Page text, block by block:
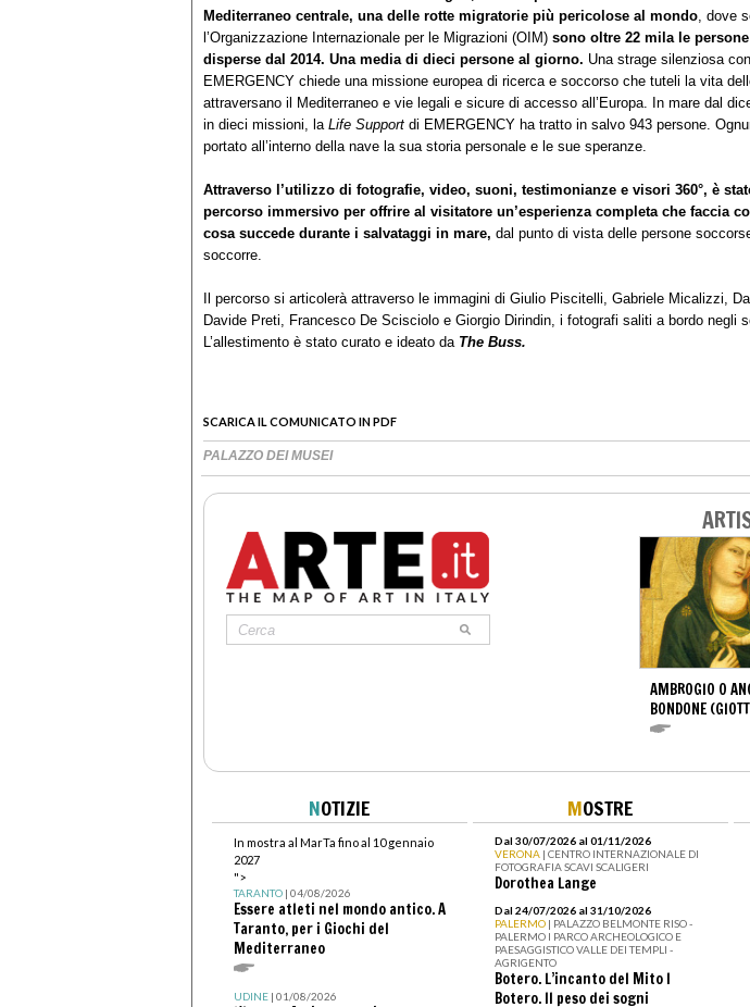
Mediterraneo centrale, una delle rotte migratorie più pericolose al mondo, dove
l’Organizzazione Internazionale per le Migrazioni (OIM) sono oltre 22 mila le
disperse dal 2014. Una media di dieci persone al giorno. Una strage silenziosa
EMERGENCY chiede una missione europea di ricerca e soccorso che tuteli la vita
attraversano il Mediterraneo e vie legali e sicure di accesso all’Europa. In mare dal
in dieci missioni, la Life Support di EMERGENCY ha tratto in salvo 943 persone.
portato all’interno della nave la sua storia personale e le sue speranze.
Attraverso l’utilizzo di fotografie, video, suoni, testimonianze e visori 360°, è
percorso immersivo per offrire al visitatore un’esperienza completa che faccia
cosa succede durante i salvataggi in mare, dal punto di vista delle persone
soccorre.
Il percorso si articolerà attraverso le immagini di Giulio Piscitelli, Gabriele Micalizzi,
Davide Preti, Francesco De Scisciolo e Giorgio Dirindin, i fotografi saliti a bordo negli
L’allestimento è stato curato e ideato da The Buss.
SCARICA IL COMUNICATO IN PDF
PALAZZO DEI MUSEI
AMBROGIO O
BONDONE
NOTIZIE
In mostra al MarTa fino al 10 gennaio
2027
">
TARANTO| 04/08/2026
Essere atleti nel mondo antico. A
Taranto, per i Giochi del
Mediterraneo
UDINE| 01/08/2026
MOSTRE
Dal 30/07/2026 al 01/11/2026
VERONA | CENTRO INTERNAZIONALE DI
FOTOGRAFIA SCAVI SCALIGERI
Dorothea Lange
Dal 24/07/2026 al 31/10/2026
PALERMO | PALAZZO BELMONTE RISO -
PALERMO I PARCO ARCHEOLOGICO E
PAESAGGISTICO VALLE DEI TEMPLI -
AGRIGENTO
Botero. L’incanto del Mito I
Botero. Il peso dei sogni